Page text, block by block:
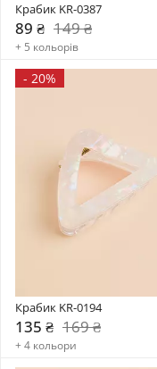
Крабик KR-0387
89 ₴ 149 ₴
+ 5 кольорів
- 20%
Крабик KR-0194
135 ₴ 169 ₴
+ 4 кольори